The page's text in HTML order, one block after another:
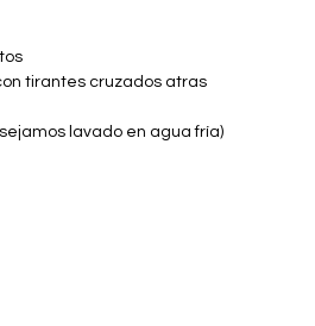
tirantes cruzados atras
lavado en agua fría)